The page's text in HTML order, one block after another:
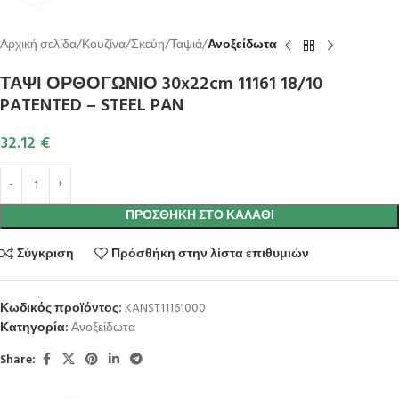
Αρχική σελίδα Κουζίνα Σκεύη Ταψιά Ανοξείδωτα
ΤΑΨΙ ΟΡΘΟΓΩΝΙΟ 30x22cm 11161 18/10
PATENTED – STEEL PAN
32.12 €
ΠΡΟΣΘΉΚΗ ΣΤΟ ΚΑΛΆΘΙ
Σύγκριση
Πρόσθήκη στην λίστα επιθυμιών
Κωδικός προϊόντος: KANST11161000
Κατηγορία:Ανοξείδωτα
Share: